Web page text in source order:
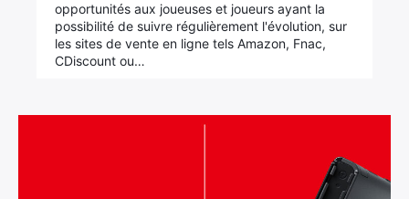
opportunités aux joueuses et joueurs ayant la
possibilité de suivre régulièrement l'évolution, sur
les sites de vente en ligne tels Amazon, Fnac,
CDiscount ou…